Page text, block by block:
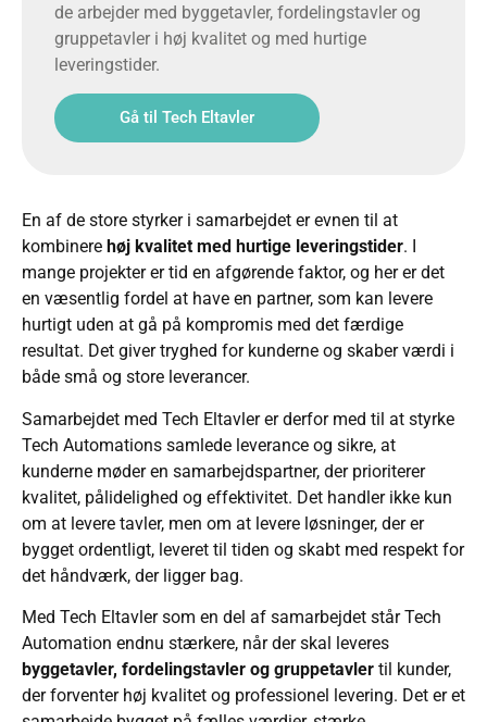
de arbejder med byggetavler, fordelingstavler og
gruppetavler i høj kvalitet og med hurtige
leveringstider.
Gå til Tech Eltavler
En af de store styrker i samarbejdet er evnen til at
kombinere høj kvalitet med hurtige leveringstider. I
mange projekter er tid en afgørende faktor, og her er det
en væsentlig fordel at have en partner, som kan levere
hurtigt uden at gå på kompromis med det færdige
resultat. Det giver tryghed for kunderne og skaber værdi i
både små og store leverancer.
Samarbejdet med Tech Eltavler er derfor med til at styrke
Tech Automations samlede leverance og sikre, at
kunderne møder en samarbejdspartner, der prioriterer
kvalitet, pålidelighed og effektivitet. Det handler ikke kun
om at levere tavler, men om at levere løsninger, der er
bygget ordentligt, leveret til tiden og skabt med respekt for
det håndværk, der ligger bag.
Med Tech Eltavler som en del af samarbejdet står Tech
Automation endnu stærkere, når der skal leveres
byggetavler, fordelingstavler og gruppetavler til kunder,
der forventer høj kvalitet og professionel levering. Det er et